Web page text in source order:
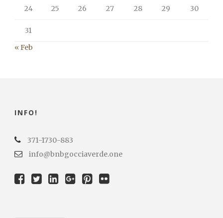
24 25 26 27 28 29 30
31
« Feb
INFO!
371-1730-883
info@bnbgocciaverde.one